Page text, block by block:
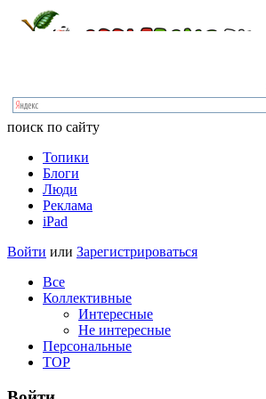
поиск по сайту
Топики
Блоги
Люди
Реклама
iPad
Войти или Зарегистрироваться
Все
Коллективные
Интересные
Не интересные
Персональные
TOP